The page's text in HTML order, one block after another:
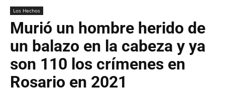
Los Hechos
Murió un hombre herido de
un balazo en la cabeza y ya
son 110 los crímenes en
Rosario en 2021